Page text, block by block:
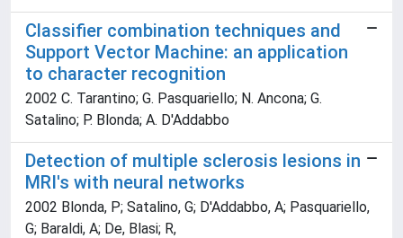
Classifier combination techniques and
Support Vector Machine: an application
to character recognition
2002 C. Tarantino; G. Pasquariello; N. Ancona; G.
Satalino; P. Blonda; A. D'Addabbo
Detection of multiple sclerosis lesions in
MRI's with neural networks
2002 Blonda, P; Satalino, G; D'Addabbo, A; Pasquariello,
G; Baraldi, A; De, Blasi; R,